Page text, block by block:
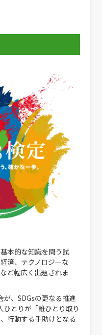
本的な知識を問う試
済、テクノロジーな
ど幅広く出題されま
が、SDGsの更なる推進
ひとりが「誰ひとり取り
行動する手助けとなる